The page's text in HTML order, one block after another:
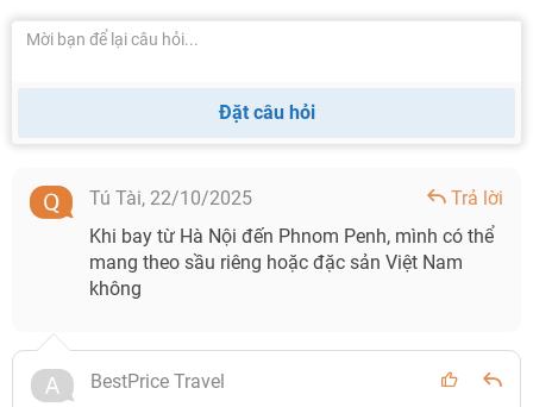
Đặt câu hỏi
Tú Tài, 22/10/2025
Trả lời
Khi bay từ Hà Nội đến Phnom Penh, mình có thể
mang theo sầu riêng hoặc đặc sản Việt Nam
không
BestPrice Travel